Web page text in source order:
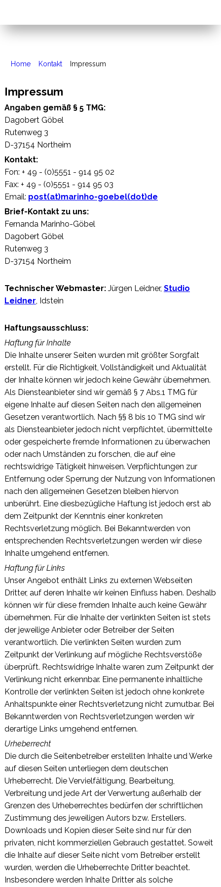
Home Kontakt Impressum
Impressum
Angaben gemäß § 5 TMG:
Dagobert Göbel
Rutenweg 3
D-37154 Northeim
Kontakt:
Fon: + 49 - (0)5551 - 914 95 02
Fax: + 49 - (0)5551 - 914 95 03
Email: post(at)marinho-goebel(dot)de
Brief-Kontakt zu uns:
Fernanda Marinho-Göbel
Dagobert Göbel
Rutenweg 3
D-37154 Northeim
Technischer Webmaster:Jürgen Leidner, Studio
Leidner, Idstein
Haftungsausschluss:
Haftung für Inhalte
Die Inhalte unserer Seiten wurden mit größter Sorgfalt
erstellt. Für die Richtigkeit, Vollständigkeit und Aktualität
der Inhalte können wir jedoch keine Gewähr übernehmen.
Als Diensteanbieter sind wir gemäß § 7 Abs.1 TMG für
eigene Inhalte auf diesen Seiten nach den allgemeinen
Gesetzen verantwortlich. Nach §§ 8 bis 10 TMG sind wir
als Diensteanbieter jedoch nicht verpflichtet, übermittelte
oder gespeicherte fremde Informationen zu überwachen
oder nach Umständen zu forschen, die auf eine
rechtswidrige Tätigkeit hinweisen. Verpflichtungen zur
Entfernung oder Sperrung der Nutzung von Informationen
nach den allgemeinen Gesetzen bleiben hiervon
unberührt. Eine diesbezügliche Haftung ist jedoch erst ab
dem Zeitpunkt der Kenntnis einer konkreten
Rechtsverletzung möglich. Bei Bekanntwerden von
entsprechenden Rechtsverletzungen werden wir diese
Inhalte umgehend entfernen.
Haftung für Links
Unser Angebot enthält Links zu externen Webseiten
Dritter, auf deren Inhalte wir keinen Einfluss haben. Deshalb
können wir für diese fremden Inhalte auch keine Gewähr
übernehmen. Für die Inhalte der verlinkten Seiten ist stets
der jeweilige Anbieter oder Betreiber der Seiten
verantwortlich. Die verlinkten Seiten wurden zum
Zeitpunkt der Verlinkung auf mögliche Rechtsverstöße
überprüft. Rechtswidrige Inhalte waren zum Zeitpunkt der
Verlinkung nicht erkennbar. Eine permanente inhaltliche
Kontrolle der verlinkten Seiten ist jedoch ohne konkrete
Anhaltspunkte einer Rechtsverletzung nicht zumutbar. Bei
Bekanntwerden von Rechtsverletzungen werden wir
derartige Links umgehend entfernen.
Urheberrecht
Die durch die Seitenbetreiber erstellten Inhalte und Werke
auf diesen Seiten unterliegen dem deutschen
Urheberrecht. Die Vervielfältigung, Bearbeitung,
Verbreitung und jede Art der Verwertung außerhalb der
Grenzen des Urheberrechtes bedürfen der schriftlichen
Zustimmung des jeweiligen Autors bzw. Erstellers.
Downloads und Kopien dieser Seite sind nur für den
privaten, nicht kommerziellen Gebrauch gestattet. Soweit
die Inhalte auf dieser Seite nicht vom Betreiber erstellt
wurden, werden die Urheberrechte Dritter beachtet.
Insbesondere werden Inhalte Dritter als solche